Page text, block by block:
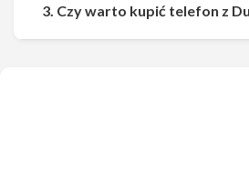
Udostępnij
3. Czy warto kupić telefon z